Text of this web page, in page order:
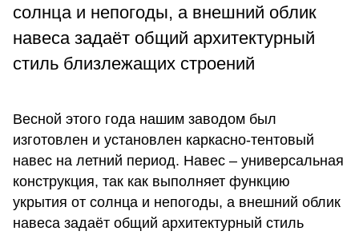
солнца и непогоды, а внешний облик
навеса задаёт общий архитектурный
стиль близлежащих строений
Весной этого года нашим заводом был
изготовлен и установлен каркасно-тентовый
навес на летний период. Навес – универсальная
конструкция, так как выполняет функцию
укрытия от солнца и непогоды, а внешний облик
навеса задаёт общий архитектурный стиль